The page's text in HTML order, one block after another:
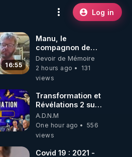
Log in
16:55
Manu, le
compagnon de
Kyria, raconte sa
garde à vue
musclée.
Devoir de Mémoire
2 hours ago
131
views
Transformation et
Révélations 2 sur
2 - live du
07/08/26
A.D.N.M
One hour ago
556
views
Covid 19 : 2021 -